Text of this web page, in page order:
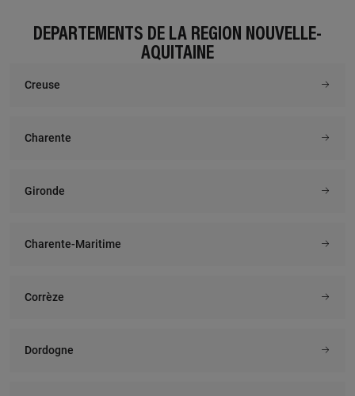
DÉPARTEMENTS DE LA RÉGION NOUVELLE-
AQUITAINE
Creuse
Charente
Gironde
Charente-Maritime
Corrèze
Dordogne